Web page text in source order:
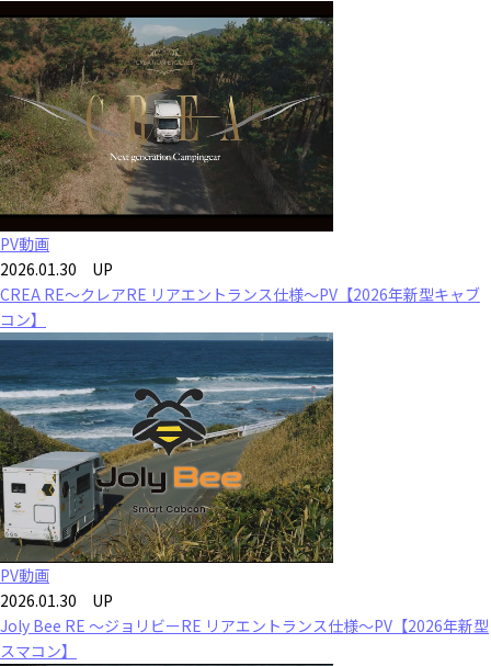
PV動画
2026.01.30 UP
CREA RE～クレアRE リアエントランス仕様～PV【2026年新型キャブ
コン】
PV動画
2026.01.30 UP
Joly Bee RE ～ジョリビーRE リアエントランス仕様～PV【2026年新型
スマコン】